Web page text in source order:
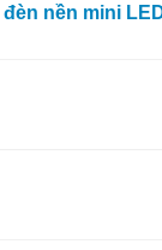
đèn nền mini